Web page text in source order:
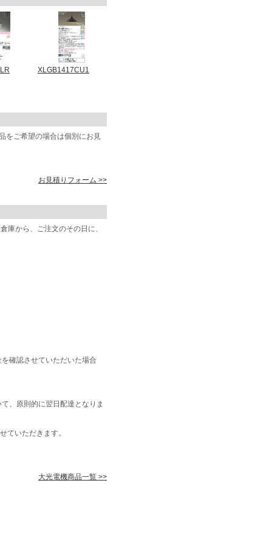
XLGB1417CU1
をご希望の場合は個別にお見
お見積りフォーム >>
から、ご注文のその日に、
確認させていただいた場合
、原則的に翌日配達となりま
ていただきます。
大光電機商品一覧 >>